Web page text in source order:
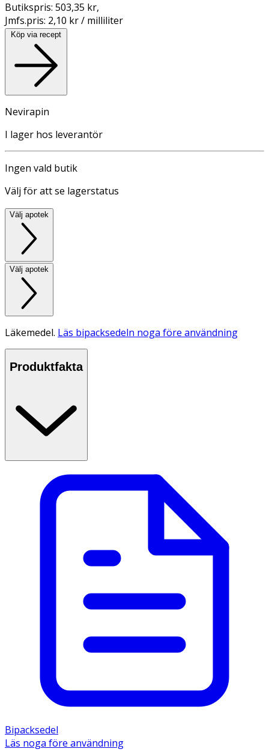
Butikspris: 503,35 kr,
Jmfs.pris: 2,10 kr / milliliter
Köp via recept
Nevirapin
I lager hos leverantör
Ingen vald butik
Välj för att se lagerstatus
Välj apotek
Välj apotek
Läkemedel. Läs bipacksedeln noga före användning
Produktfakta
Bipacksedel
Läs noga före användning